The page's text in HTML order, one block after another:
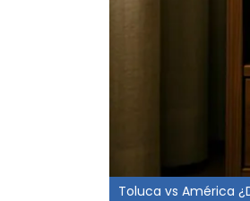
Toluca vs América